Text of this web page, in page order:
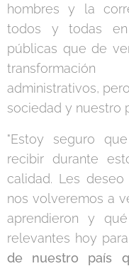
hombres y la
todos y todas
públicas que de
administrativos,
sociedad y nuestro
"Estoy seguro
recibir durante
calidad. Les
nos volveremos a
aprendieron y
relevantes hoy para
de nuestro país